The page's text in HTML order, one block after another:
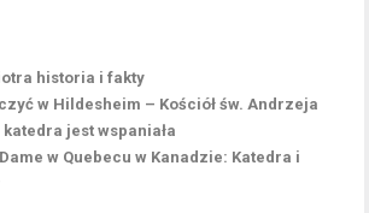
historia i fakty
w Hildesheim – Kościół św. Andrzeja
jest wspaniała
w Quebecu w Kanadzie: Katedra i